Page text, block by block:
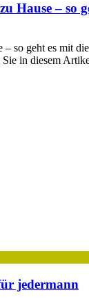
Hause – so
so geht es mit
Sie in diesem
jedermann